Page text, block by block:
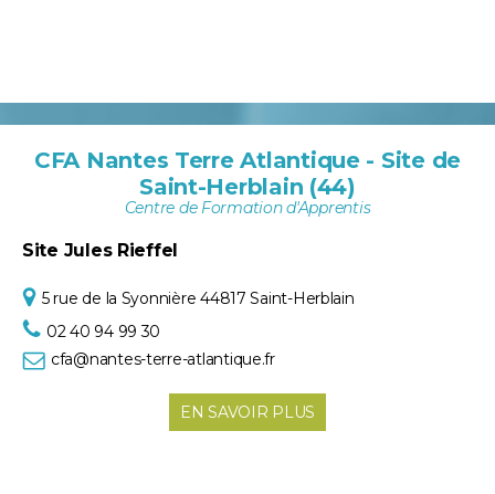
CFA Nantes Terre Atlantique - Site de
Saint-Herblain (44)
Centre de Formation d'Apprentis
Site Jules Rieffel
5 rue de la Syonnière 44817 Saint-Herblain
02 40 94 99 30
cfa@nantes-terre-atlantique.fr
EN SAVOIR PLUS